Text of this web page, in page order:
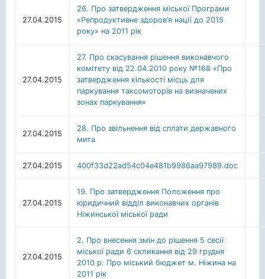
27.04.2015
26. Про затвердження міської Програми
«Репродуктивне здоров’я нації до 2015
року» на 2011 рік
27.04.2015
27. Про скасування рішення виконавчого
комітету від 22.04.2010 року №168 «Про
затвердження кількості місць для
паркування таксомоторів на визначених
зонах паркування»
27.04.2015
28. Про звільнення від сплати державного
мита
27.04.2015 400f33d22ad54c04e481b9986aa97989.doc
27.04.2015
19. Про затвердження Положення про
юридичний відділ виконавчих органів
Ніжинської міської ради
27.04.2015
2. Про внесення змін до рішення 5 сесії
міської ради 6 скликання від 29 грудня
2010 р. Про міський бюджет м. Ніжина на
2011 рік